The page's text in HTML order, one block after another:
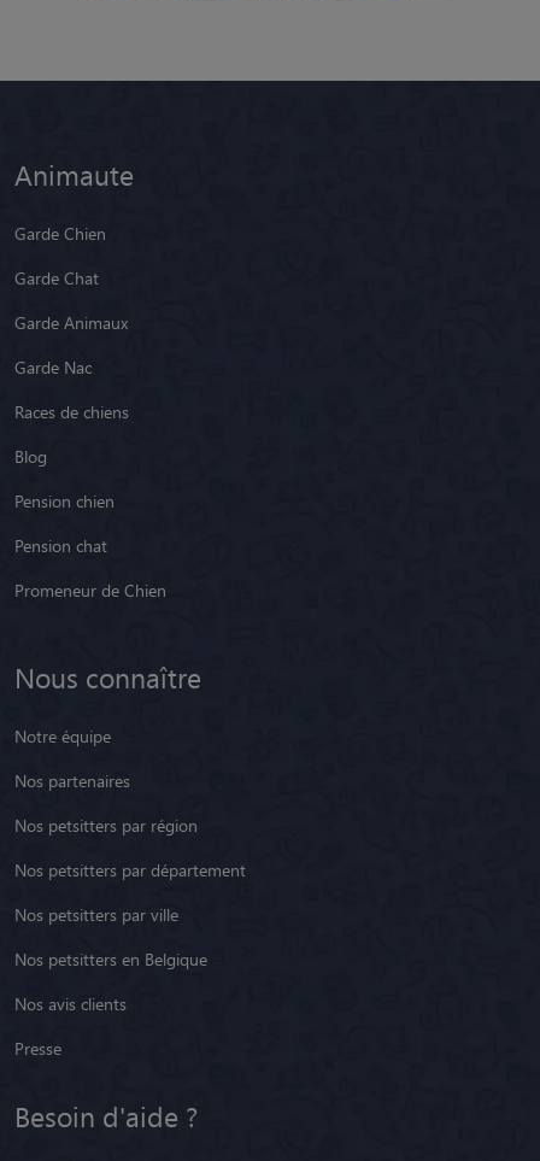
Animaute
Garde Chien
Garde Chat
Garde Animaux
Garde Nac
Races de chiens
Blog
Pension chien
Pension chat
Promeneur de Chien
Nous connaître
Notre équipe
Nos partenaires
Nos petsitters par région
Nos petsitters par département
Nos petsitters par ville
Nos petsitters en Belgique
Nos avis clients
Presse
Besoin d'aide ?